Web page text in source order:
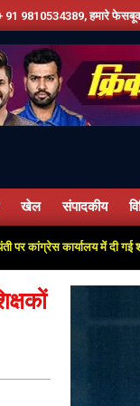
फेसबूक पेज को लाइक करें
खेल संपादकीय
में दी गई श्रद्धांजलि;